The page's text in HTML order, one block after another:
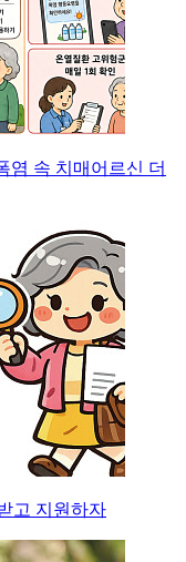
염 속 치매어르신 더
고 지원하자